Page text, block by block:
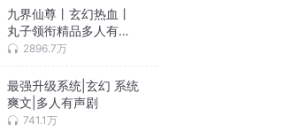
有声剧
九界仙尊丨玄幻热血丨
丸子领衔精品多人有声
剧 2896.7万
最强升级系统|玄幻 系统
爽文|多人有声剧
741.1万